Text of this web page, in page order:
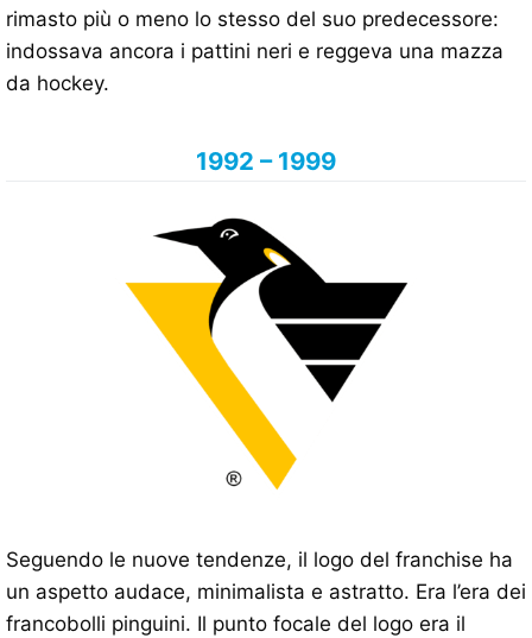
rimasto più o meno lo stesso del suo predecessore:
indossava ancora i pattini neri e reggeva una mazza
da hockey.
1992 – 1999
Seguendo le nuove tendenze, il logo del franchise ha
un aspetto audace, minimalista e astratto. Era l’era dei
francobolli pinguini. Il punto focale del logo era il